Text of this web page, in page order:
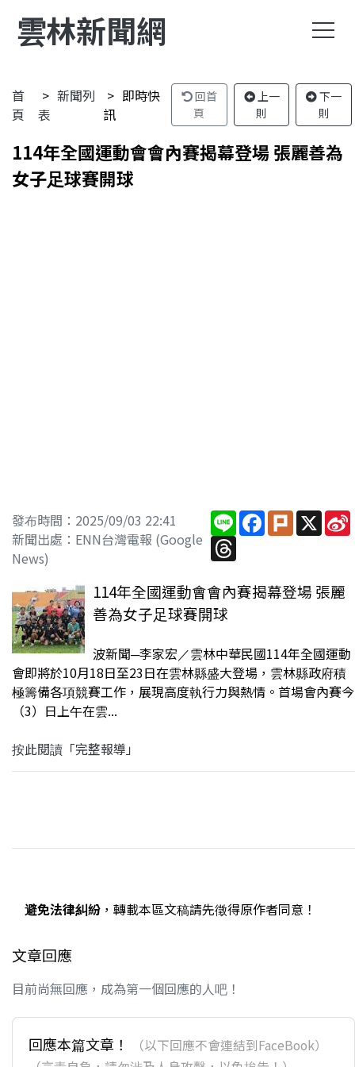
雲林新聞網
首
頁
新聞列
表
即時快
訊
回首
頁
上一
則
下一
則
114年全國運動會會內賽揭幕登場 張麗善為
女子足球賽開球
發布時間：2025/09/03 22:41
新聞出處：ENN台灣電報 (Google
News)
LineFacebook
PlurkX
Threads
114年全國運動會會內賽揭幕登場 張麗
善為女子足球賽開球
波新聞─李家宏／雲林中華民國114年全國運動
會即將於10月18日至23日在雲林縣盛大登場，雲林縣政府積
極籌備各項競賽工作，展現高度執行力與熱情。首場會內賽今
（3）日上午在雲...
按此閱讀「完整報導」
避免法律糾紛 ，轉載本區文稿請先徵得原作者同意！
文章回應
目前尚無回應，成為第一個回應的人吧！
回應本篇文章！
（以下回應不會連結到FaceBook）